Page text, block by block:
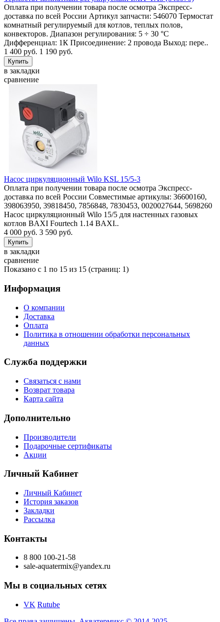
Оплата при получении товара после осмотра Экспресс-
доставка по всей России Артикул запчасти: 546070 Термостат
комнатный регулируемый для котлов, теплых полов,
конвекторов. Диапазон регулирования: 5 ÷ 30 °C
Дифференциал: 1К Присоединение: 2 провода Выход: пере..
1 400 руб. 1 190 руб.
в закладки
сравнение
Насос циркуляционный Wilo KSL 15/5-3
Оплата при получении товара после осмотра Экспресс-
доставка по всей России Совместимые артикулы: 36600160,
398063950, 39818450, 7856848, 7830453, 0020027644, 5698260
Насос циркуляционный Wilo 15/5 для настенных газовых
котлов BAXI Fourtech 1.14 BAXI..
4 000 руб. 3 590 руб.
в закладки
сравнение
Показано с 1 по 15 из 15 (страниц: 1)
Информация
О компании
Доставка
Оплата
Политика в отношении обработки персональных
данных
Служба поддержки
Связаться с нами
Возврат товара
Карта сайта
Дополнительно
Производители
Подарочные сертификаты
Акции
Личный Кабинет
Личный Кабинет
История заказов
Закладки
Рассылка
Контакты
8 800 100-21-58
sale-aquatermix@yandex.ru
Мы в социальных сетях
VK Rutube